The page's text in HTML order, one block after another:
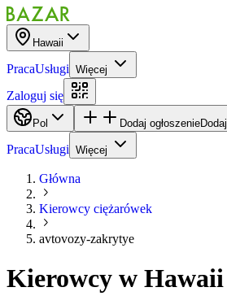
Hawaii
PracaUsługi Więcej
Zaloguj się
Pol Dodaj ogłoszenieDodaj
PracaUsługi Więcej
Główna
Kierowcy ciężarówek
avtovozy-zakrytye
Kierowcy w Hawaii